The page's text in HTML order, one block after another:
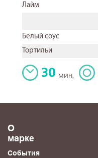
Лайм
Белый соус
Тортильи
30 мин.
О
марке
События